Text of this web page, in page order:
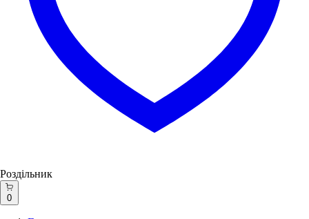
Роздільник
0